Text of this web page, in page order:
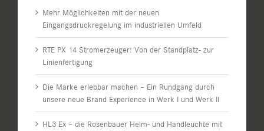
Mehr Möglichkeiten mit der neuen
Eingangsdruckregelung im industriellen Umfeld
RTE PX 14 Stromerzeuger: Von der Standplatz- zur
Linienfertigung
Die Marke erlebbar machen – Ein Rundgang durch
unsere neue Brand Experience in Werk I und Werk II
HL3 Ex – die Rosenbauer Helm- und Handleuchte mit